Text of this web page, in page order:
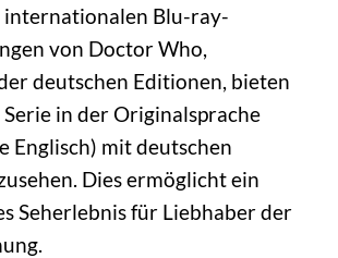
internationalen Blu-ray-
von Doctor Who,
deutschen Editionen, bieten
in der Originalsprache
Englisch) mit deutschen
Dies ermöglicht ein
Seherlebnis für Liebhaber der